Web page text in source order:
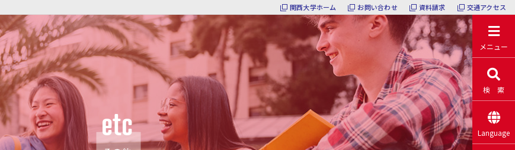
関西大学ホーム お問い合わせ 資料請求 交通アクセス
メニュー
検 索
Language
etc